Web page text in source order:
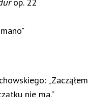
„Zacząłem
nie ma.”